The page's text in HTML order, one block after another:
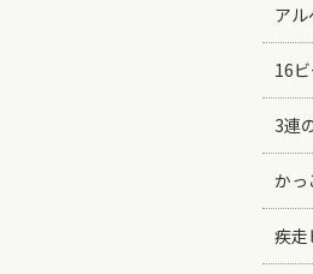
ア
16
3連
かっ
疾走